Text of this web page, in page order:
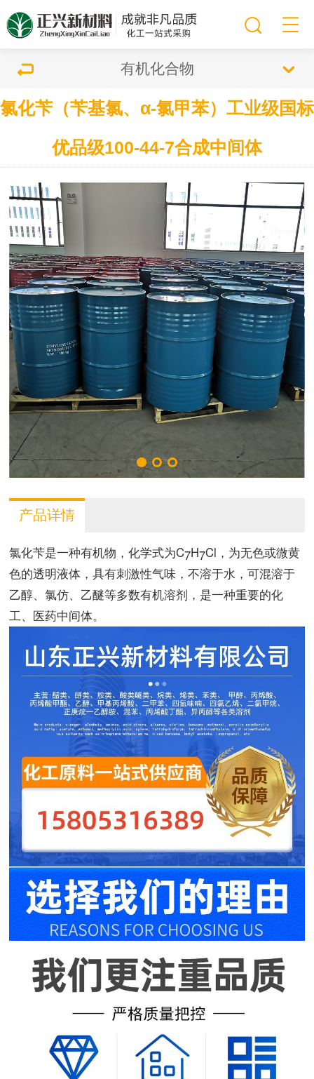
有机化合物
氯化苄（苄基氯、α-氯甲苯）工业级国标
优品级100-44-7合成中间体
产品详情
氯化苄是一种有机物，化学式为C7H7Cl，为无色或微黄
色的透明液体，具有刺激性气味，不溶于水，可混溶于
乙醇、氯仿、乙醚等多数有机溶剂，是一种重要的化
工、医药中间体。